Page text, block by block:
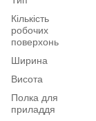
Кількість
робочих
поверхонь
Ширина
Висота
Полка для
приладдя